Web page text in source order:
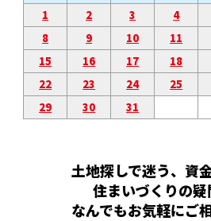
1
2 3 4
8
9 10 11
15
16 17 18
22
23 24 25
29
30 31
土地探しで迷う、資
住まいづくりの疑
なんでもお気軽にご